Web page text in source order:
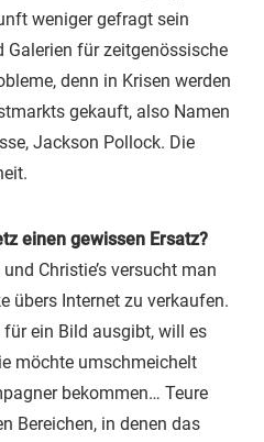
weniger gefragt sein
Galerien für zeitgenössische
denn in Krisen werden
gekauft, also Namen
Jackson Pollock. Die
einen gewissen Ersatz?
und Christie’s versucht man
übers Internet zu verkaufen.
ein Bild ausgibt, will es
möchte umschmeichelt
bekommen… Teure
Bereichen, in denen das